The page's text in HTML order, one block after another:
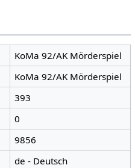
KoMa 92/AK Mörderspiel
KoMa 92/AK Mörderspiel
393
0
9856
de - Deutsch